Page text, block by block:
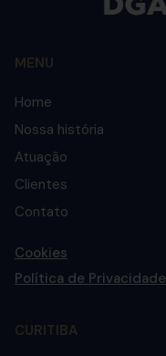
MENU
Home
Nossa história
Atuação
Clientes
Contato
Cookies
Política de Privacidade
CURITIBA